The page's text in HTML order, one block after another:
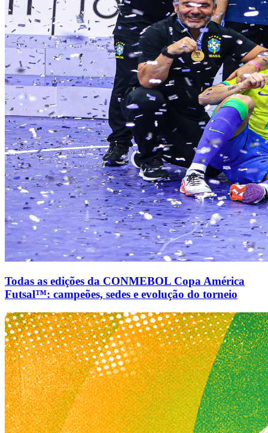
Todas as edições da CONMEBOL Copa América
Futsal™: campeões, sedes e evolução do torneio